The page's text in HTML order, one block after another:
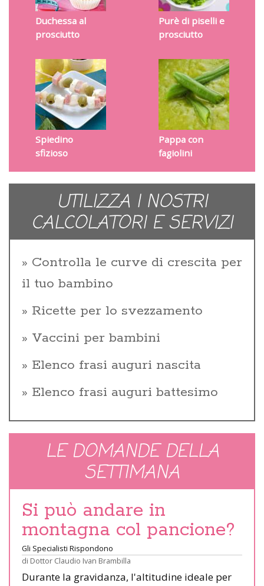
Duchessa al
prosciutto
Purè di piselli e
prosciutto
Spiedino
sfizioso
Pappa con
fagiolini
UTILIZZA I NOSTRI
CALCOLATORI E SERVIZI
Controlla le curve di crescita per
il tuo bambino
Ricette per lo svezzamento
Vaccini per bambini
Elenco frasi auguri nascita
Elenco frasi auguri battesimo
LE DOMANDE DELLA
SETTIMANA
Si può andare in
montagna col pancione?
Gli Specialisti Rispondono
di Dottor Claudio Ivan Brambilla
Durante la gravidanza, l'altitudine ideale per